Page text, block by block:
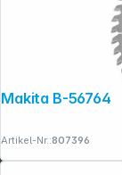
Artikel-Nr.:807396